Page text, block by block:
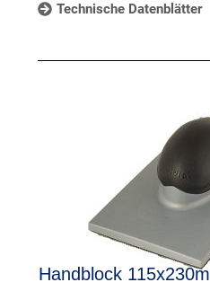
Technische Datenblätter
Handblock